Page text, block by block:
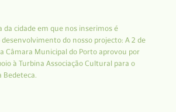
da cidade em que nos inserimos é
do nosso projecto: A 2 de
Câmara Municipal do Porto aprovou por
à Turbina Associação Cultural para o